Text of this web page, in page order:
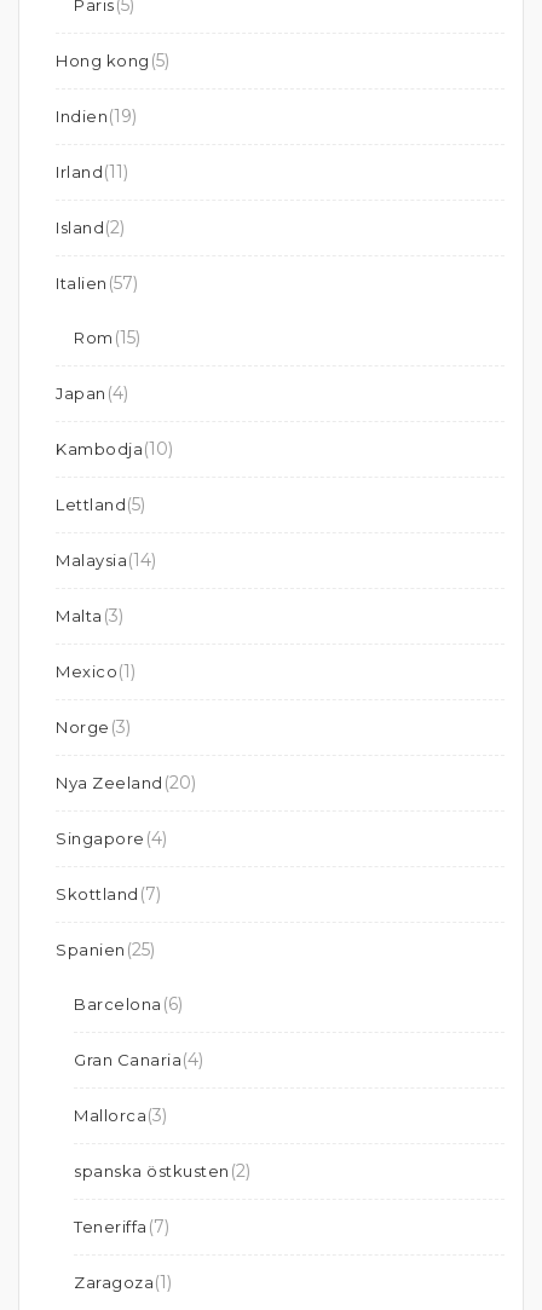
Paris(5)
Hong kong (5)
Indien(19)
Irland(11)
Island(2)
Italien (57)
Rom (15)
Japan (4)
Kambodja(10)
Lettland(5)
Malaysia(14)
Malta (3)
Mexico(1)
Norge (3)
Nya Zeeland (20)
Singapore (4)
Skottland (7)
Spanien (25)
Barcelona (6)
Gran Canaria(4)
Mallorca(3)
spanska östkusten (2)
Teneriffa (7)
Zaragoza(1)